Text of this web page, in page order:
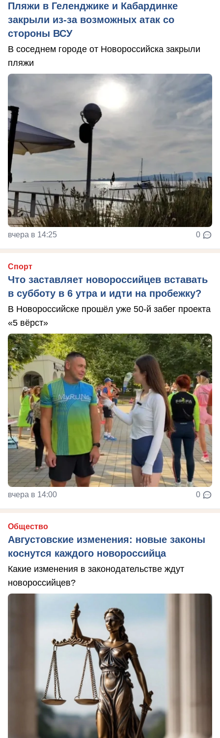
Пляжи в Геленджике и Кабардинке
закрыли из-за возможных атак со
стороны ВСУ
В соседнем городе от Новороссийска закрыли
пляжи
вчера в 14:25 0
Спорт
Что заставляет новороссийцев вставать
в субботу в 6 утра и идти на пробежку?
В Новороссийске прошёл уже 50-й забег проекта
«5 вёрст»
вчера в 14:00 0
Общество
Августовские изменения: новые законы
коснутся каждого новороссийца
Какие изменения в законодательстве ждут
новороссийцев?